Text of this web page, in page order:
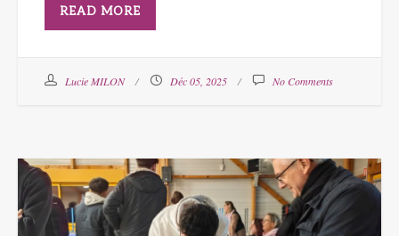
READ MORE
Lucie MILON Déc 05, 2025 No Comments